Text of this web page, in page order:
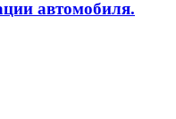
автомобиля.